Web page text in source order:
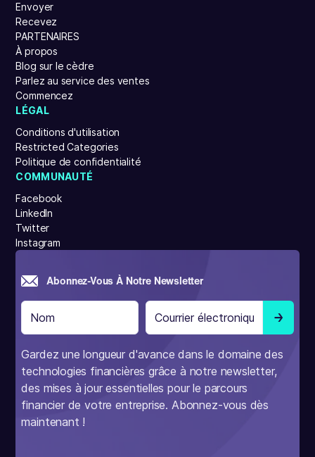
Envoyer
Recevez
PARTENAIRES
À propos
Blog sur le cèdre
Parlez au service des ventes
Commencez
LÉGAL
Conditions d'utilisation
Restricted Categories
Politique de confidentialité
COMMUNAUTÉ
Facebook
LinkedIn
Twitter
Instagram
Abonnez-Vous À Notre Newsletter
Gardez une longueur d'avance dans le domaine des
technologies financières grâce à notre newsletter,
des mises à jour essentielles pour le parcours
financier de votre entreprise. Abonnez-vous dès
maintenant !